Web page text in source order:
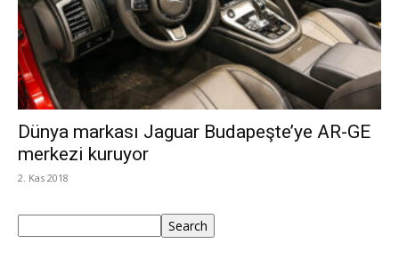
Dünya markası Jaguar Budapeşte’ye AR-GE
merkezi kuruyor
2. Kas 2018
Search